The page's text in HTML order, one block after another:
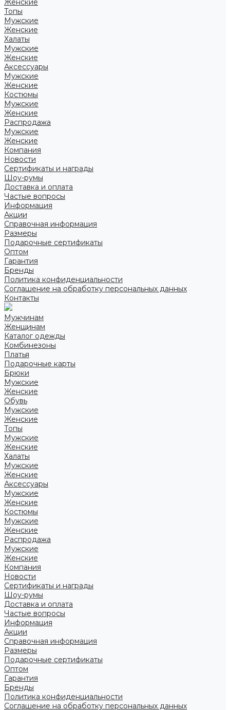
Женские
Топы
Мужские
Женские
Халаты
Мужские
Женские
Аксессуары
Мужские
Женские
Костюмы
Мужские
Женские
Распродажа
Мужские
Женские
Компания
Новости
Сертификаты и награды
Шоу-румы
Доставка и оплата
Частые вопросы
Информация
Акции
Справочная информация
Размеры
Подарочные сертификаты
Оптом
Гарантия
Бренды
Политика конфиденциальности
Соглашение на обработку персональных данных
Контакты
Мужчинам
Женщинам
Каталог одежды
Комбинезоны
Платья
Подарочные карты
Брюки
Мужские
Женские
Обувь
Мужские
Женские
Топы
Мужские
Женские
Халаты
Мужские
Женские
Аксессуары
Мужские
Женские
Костюмы
Мужские
Женские
Распродажа
Мужские
Женские
Компания
Новости
Сертификаты и награды
Шоу-румы
Доставка и оплата
Частые вопросы
Информация
Акции
Справочная информация
Размеры
Подарочные сертификаты
Оптом
Гарантия
Бренды
Политика конфиденциальности
Соглашение на обработку персональных данных